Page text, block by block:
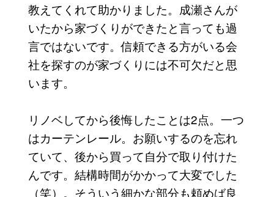
教えてくれて助かりました。成瀬さんが
いたから家づくりができたと言っても過
言ではないです。信頼できる方がいる会
社を探すのが家づくりには不可欠だと思
います。
リノベしてから後悔したことは2点。一つ
はカーテンレール。お願いするのを忘れ
ていて、後から買って自分で取り付けた
んです。結構時間がかかって大変でした
（笑）。そういう細かな部分も頼めば良